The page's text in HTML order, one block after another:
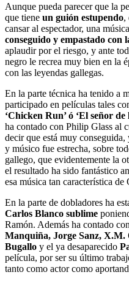
Aunque pueda parecer que la
que tiene un guión estupendo,
cansar al espectador, una
conseguido y empastado con
aplaudir por el riesgo, y ante
negro le recrea muy bien en la
con las leyendas gallegas.
En la parte técnica ha tenido a
participado en películas tales
‘Chicken Run’ ó ‘El señor de
ha contado con Philip Glass al
decir que está muy
y músico fue estrecha, sobre
gallego, que evidentemente la
el resultado ha sido fantástico
esa música tan característica de
En la parte de dobladores ha
Carlos Blanco sublime
Ramón. Además ha contado con
Manquiña, Jorge Sanz, X.M.
Bugallo y el ya desaparecido
película, por ser su último
tanto como actor como